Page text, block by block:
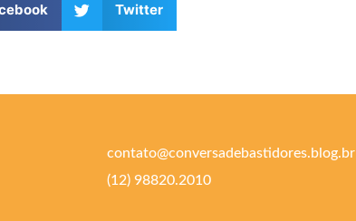
Twitter
contato@conversadebastidores.blog.br
(12) 98820.2010